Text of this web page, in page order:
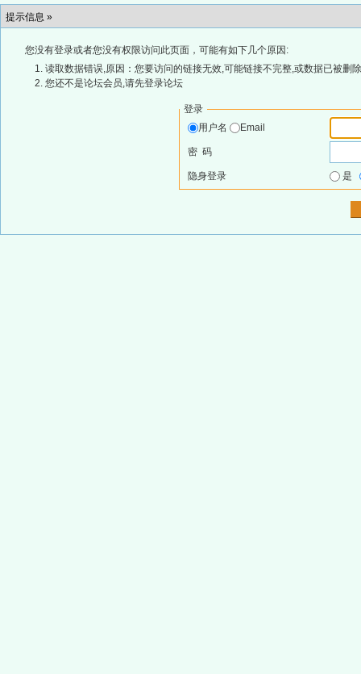
提示信息 »
您没有登录或者您没有权限访问此页面，可能有如下几个原因:
读取数据错误,原因：您要访问的链接无效,可能链接不完整,或数据已被删
您还不是论坛会员,请先登录论坛
登录
用户名
Email
密 码
隐身登录 是